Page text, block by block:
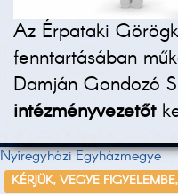
Az Érpataki
fenntartásában
Damján Gondozó
intézményvezetőt
Nyíregyházi Egyházmegye
KÉRJÜK, VEGYE